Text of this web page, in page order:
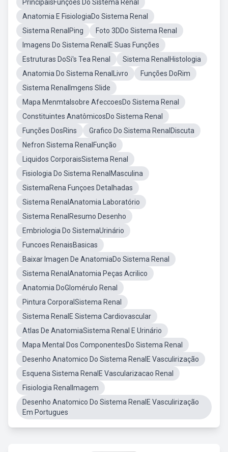
PrincipaisFunções Do Sistema Renal
Anatomia E FisiologiaDo Sistema Renal
Sistema RenalPing
Foto 3DDo Sistema Renal
Imagens Do Sistema RenalE Suas Funções
Estruturas DoSi's Tea Renal
Sistema RenalHistologia
Anatomia Do Sistema RenalLivro
Funções DoRim
Sistema RenalImgens Slide
Mapa Menmtalsobre AfeccoesDo Sistema Renal
Constituintes AnatômicosDo Sistema Renal
Funções DosRins
Grafico Do Sistema RenalDiscuta
Nefron Sistema RenalFunção
Liquidos CorporaisSistema Renal
Fisiologia Do Sistema RenalMasculina
SistemaRena Funçoes Detalhadas
Sistema RenalAnatomia Laboratório
Sistema RenalResumo Desenho
Embriologia Do SistemaUrinário
Funcoes RenaisBasicas
Baixar Imagen De AnatomiaDo Sistema Renal
Sistema RenalAnatomia Peças Acrilico
Anatomia DoGlomérulo Renal
Pintura CorporalSistema Renal
Sistema RenalE Sistema Cardiovascular
Atlas De AnatomiaSistema Renal E Urinário
Mapa Mental Dos ComponentesDo Sistema Renal
Desenho Anatomico Do Sistema RenalE Vasculirização
Esquena Sistema RenalE Vascularizacao Renal
Fisiologia RenalImagem
Desenho Anatomico Do Sistema RenalE Vasculirização
Em Portugues